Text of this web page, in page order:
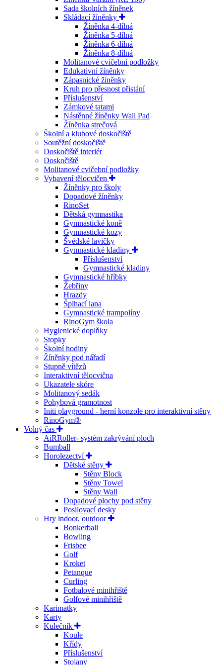
Sada školních žíněnek
Skládací žíněnky
Žíněnka 4-dílná
Žíněnka 5-dílná
Žíněnka 6-dílná
Žíněnka 8-dílná
Molitanové cvičební podložky
Edukativní žíněnky
Zápasnické žíněnky
Kruh pro přesnost přistání
Příslušenství
Zámkové tatami
Nástěnné žíněnky Wall Pad
Žíněnka strečová
Školní a klubové doskočiště
Soutěžní doskočiště
Doskočiště interiér
Doskočiště
Molitanové cvičební podložky
Vybavení tělocvičen
Žíněnky pro školy
Dopadové žíněnky
RinoSet
Dětská gymnastika
Gymnastické koně
Gymnastické kozy
Švédské lavičky
Gymnastické kladiny
Příslušenství
Gymnastické kladiny
Gymnastické hříbky
Žebřiny
Hrazdy
Šplhací lana
Gymnastické trampolíny
RinoGym škola
Hygienické doplňky
Stopky
Školní hodiny
Žíněnky pod nářadí
Stupně vítězů
Interaktivní tělocvična
Ukazatele skóre
Molitanový sedák
Pohybová gramotnost
Initi playground - herní konzole pro interaktivní stěny
RinoGym®
Volný čas
AiRRoller- systém zakrývání ploch
Bumball
Horolezectví
Dětské stěny
Stěny Block
Stěny Towel
Stěny Wall
Dopadové plochy pod stěny
Posilovací desky
Hry indoor, outdoor
Bonkerball
Bowling
Frisbee
Golf
Kroket
Petanque
Curling
Fotbalové minihřiště
Golfové minihřiště
Karimatky
Karty
Kulečník
Koule
Křídy
Příslušenství
Stojany